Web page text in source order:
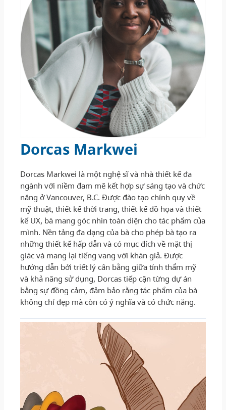
Dorcas Markwei
Dorcas Markwei là một nghệ sĩ và nhà thiết kế đa
ngành với niềm đam mê kết hợp sự sáng tạo và chức
năng ở Vancouver, B.C. Được đào tạo chính quy về
mỹ thuật, thiết kế thời trang, thiết kế đồ họa và thiết
kế UX, bà mang góc nhìn toàn diện cho tác phẩm của
mình. Nền tảng đa dạng của bà cho phép bà tạo ra
những thiết kế hấp dẫn và có mục đích về mặt thị
giác và mang lại tiếng vang với khán giả. Được
hướng dẫn bởi triết lý cân bằng giữa tính thẩm mỹ
và khả năng sử dụng, Dorcas tiếp cận từng dự án
bằng sự đồng cảm, đảm bảo rằng tác phẩm của bà
không chỉ đẹp mà còn có ý nghĩa và có chức năng.